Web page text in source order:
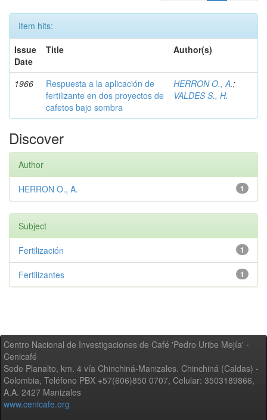
Item hits:
Issue
Date
Title Author(s)
1966
Respuesta a la aplicación de
fertilizante en dos proyectos de
cafetos bajo sombra
HERRON O., A.;
VALDES S., H.
Discover
Author
1
HERRON O., A.
Subject
1
Fertilización
1
Fertilizantes
Centro Nacional de Investigaciones de Café 'Pedro Uribe Mejía' -
Cenicafé
Sede Planalto, km. 4 vía Chinchiná-Manizales. Chinchiná (Caldas) -
Colombia, Teléfono PBX +57(606)850 0707, Celular: 3503189866,
A.A. 2427 Manizales
www.cenicafe.org